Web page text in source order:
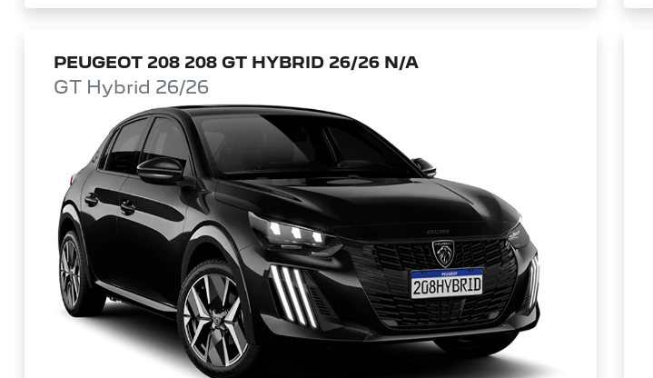
PEUGEOT 208 208 GT HYBRID 26/26 N/A
GT Hybrid 26/26